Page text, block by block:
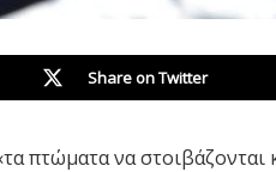
Share on Twitter
πτώματα να στοιβάζονται